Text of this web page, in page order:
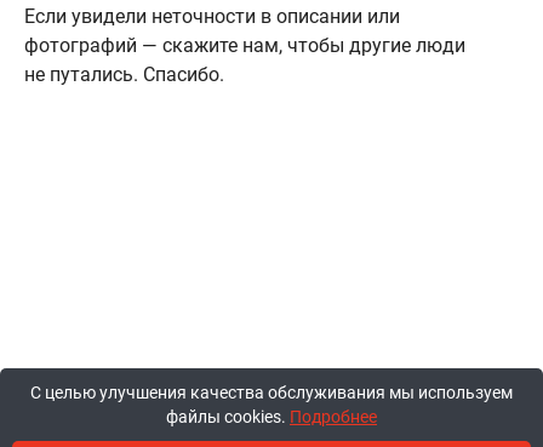
Если увидели неточности в описании или
фотографий — скажите нам, чтобы другие люди
не путались. Спасибо.
С целью улучшения качества обслуживания мы используем
файлы cookies. Подробнее